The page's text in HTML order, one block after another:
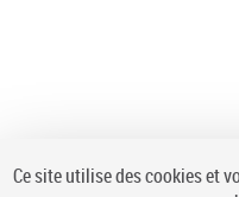
Ce site utilise des cookies et